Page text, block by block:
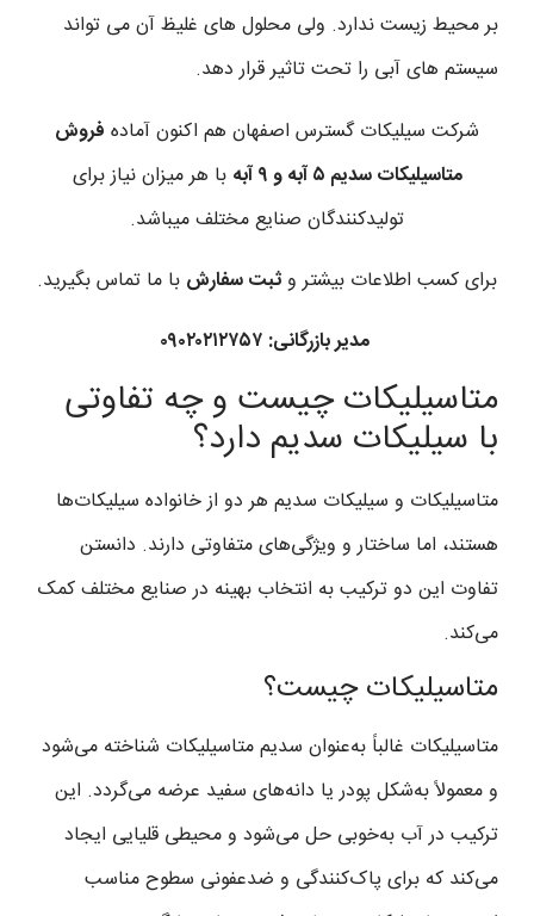
بر محیط زیست ندارد. ولی محلول های غلیظ آن می تواند
سیستم های آبی را تحت تاثیر قرار دهد.
شرکت سیلیکات گسترس اصفهان هم اکنون آماده فروش
متاسیلیکات سدیم ۵ آبه و ۹ آبه
با هر میزان نیاز برای
تولیدکنندگان صنایع مختلف میباشد.
برای کسب اطلاعات بیشتر وثبت سفارش با ما تماس بگیرید.
مدیر بازرگانی: ۰۹۰۲۰۲۱۲۷۵۷
متاسیلیکات چیست و چه تفاوتی
با سیلیکات سدیم دارد؟
متاسیلیکات و سیلیکات سدیم هر دو از خانواده سیلیکات‌ها
هستند، اما ساختار و ویژگی‌های متفاوتی دارند. دانستن
تفاوت این دو ترکیب به انتخاب بهینه در صنایع مختلف کمک
می‌کند.
متاسیلیکات چیست؟
متاسیلیکات غالباً به‌عنوان سدیم متاسیلیکات شناخته می‌شود
و معمولاً به‌شکل پودر یا دانه‌های سفید عرضه می‌گردد. این
ترکیب در آب به‌خوبی حل می‌شود و محیطی قلیایی ایجاد
می‌کند که برای پاک‌کنندگی و ضدعفونی سطوح مناسب